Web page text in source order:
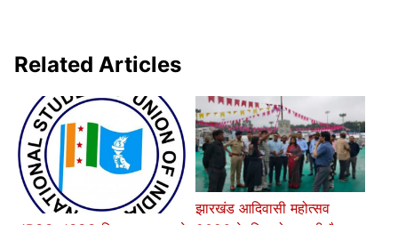
Related Articles
झारखंड आदिवासी महोत्सव